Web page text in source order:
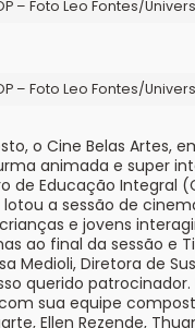
– Foto Leo Fontes/
– Foto Leo Fontes/
o Cine Belas Artes,
animada e super
de Educação Integral
a sessão de
e jovens
ao final da sessão e
Medioli, Diretora de
querido patrocinador.
sua equipe
Ellen Rezende,